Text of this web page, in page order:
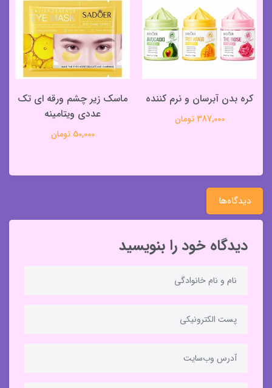
کره بدن آبرسان و نرم کننده
387,000 تومان
ماسک زیر چشم ورقه ای تک
عددی ویتامینه
50,000 تومان
دیدگاه‌ها
دیدگاه خود را بنویسید